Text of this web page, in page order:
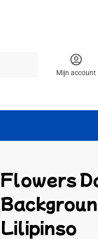
Mijn account
Flowers
Lilipinso